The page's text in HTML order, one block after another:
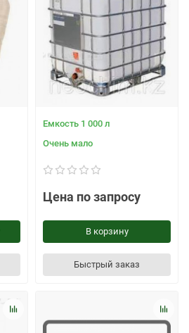
Емкость 1 000 л
Очень мало
Цена по запросу
В корзину
Быстрый заказ